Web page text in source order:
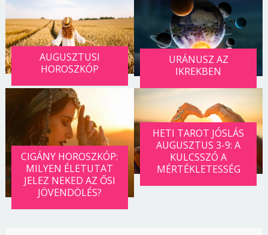
AUGUSZTUSI
HOROSZKÓP
URÁNUSZ AZ
IKREKBEN
CIGÁNY HOROSZKÓP:
MILYEN ÉLETUTAT
JELEZ NEKED AZ ŐSI
JÖVENDÖLÉS?
HETI TAROT JÓSLÁS
AUGUSZTUS 3-9: A
KULCSSZÓ A
MÉRTÉKLETESSÉG